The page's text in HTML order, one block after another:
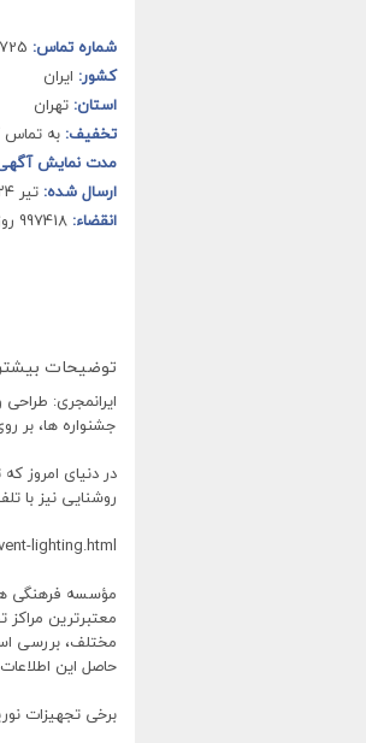
شماره تماس:
کشور: ایران
استان: تهران
تخفیف: به تماس
مدت نمایش آگهی
ارسال شده: تیر ۲۴, ۱۳۹۸ ۱:۳۳ قبل از ظهر
انقضاء:
توضیحات
ایرانمجری:
جشنواره ها، بر
در دنیای امروز
روشنایی نیز با
lighting.html
مؤسسه فرهنگی
معتبرترین
مختلف، بررسی
حاصل این
برخی تجهیزات